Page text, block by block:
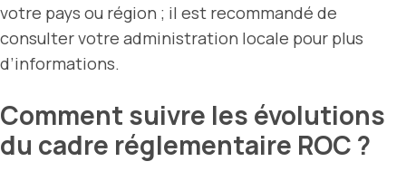
votre pays ou région ; il est recommandé de
consulter votre administration locale pour plus
d’informations.
Comment suivre les évolutions
du cadre réglementaire ROC ?